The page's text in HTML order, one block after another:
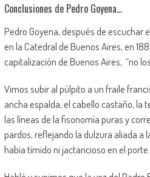
Conclusiones de Pedro Goyena…
Pedro Goyena, después de escuchar
en la Catedral de Buenos Aires, en
capitalización de Buenos Aires, “no
Vimos subir al púlpito a un fraile
ancha espalda, el cabello castaño, la
las líneas de la fisonomía puras y
pardos, reflejando la dulzura aliada a
había tímido ni jactancioso en el porte…